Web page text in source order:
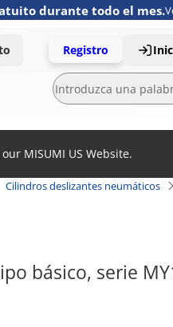
durante todo el mes.
Registro
MISUMI US Website.
Cilindros deslizantes neumáticos
básico, serie